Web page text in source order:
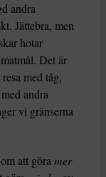
andra
Jättebra, men
hotar
Det är
med tåg,
andra
vi gränserna
att göra mer